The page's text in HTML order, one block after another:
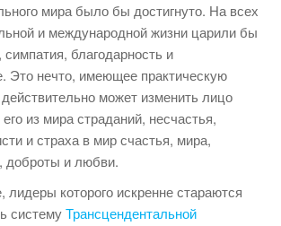
мира было бы достигнуто. На всех
и международной жизни царили бы
благодарность и
Это нечто, имеющее практическую
может изменить лицо
из мира страданий, несчастья,
и страха в мир счастья, мира,
доброты и любви.
которого искренне стараются
системуТрансцендентальной